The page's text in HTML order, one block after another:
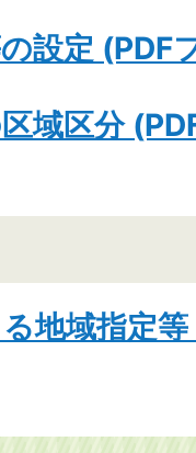
設定 (PDF
域区分
地域指定